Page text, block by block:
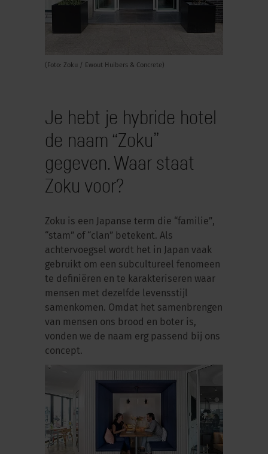
(Foto: Zoku / Ewout Huibers & Concrete)
Je hebt je hybride hotel
de naam “Zoku”
gegeven. Waar staat
Zoku voor?
Zoku is een Japanse term die “familie”,
“stam” of “clan” betekent. Als
achtervoegsel wordt het in Japan vaak
gebruikt om een subcultureel fenomeen
te definiëren en te karakteriseren waar
mensen met dezelfde levensstijl
samenkomen. Omdat het samenbrengen
van mensen ons brood en boter is,
vonden we de naam erg passend bij ons
concept.